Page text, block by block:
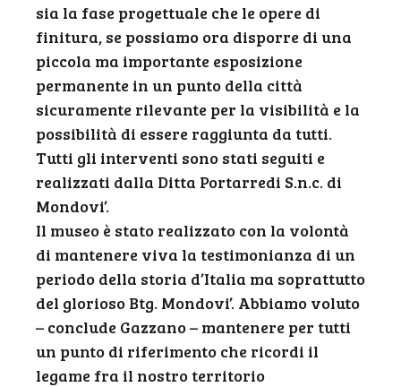
sia la fase progettuale che le opere di
finitura, se possiamo ora disporre di una
piccola ma importante esposizione
permanente in un punto della città
sicuramente rilevante per la visibilità e la
possibilità di essere raggiunta da tutti.
Tutti gli interventi sono stati seguiti e
realizzati dalla Ditta Portarredi S.n.c. di
Mondovi’.
Il museo è stato realizzato con la volontà
di mantenere viva la testimonianza di un
periodo della storia d’Italia ma soprattutto
del glorioso Btg. Mondovi’. Abbiamo voluto
– conclude Gazzano – mantenere per tutti
un punto di riferimento che ricordi il
legame fra il nostro territorio